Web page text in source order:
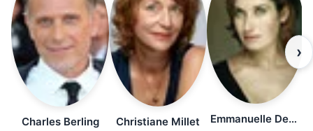
Charles Berling Christiane Millet Emmanuelle Devos
›